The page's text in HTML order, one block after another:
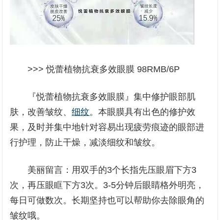
>>> 悦蕾植物抗衰多效眼膜 98RMB/6P
『悦蕾植物抗衰多效眼膜』集中修护眼部肌
肤，改善皱纹、细纹。本眼膜具有出色的修护效
果，及时并集中地针对容易出现疲劳痕迹的眼部进
行护理，防止干燥，减淡细纹和皱纹。
美丽留言：用双手的3个长指先压眼眉下方3
次，再压眼眶下方3次。3-5分钟后眼睛格外明亮，
每日可做数次。长期坚持也可以帮助你去除眼角的
皱纹哦。